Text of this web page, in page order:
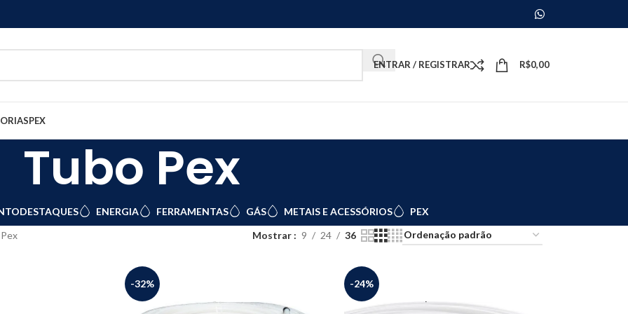
ENTRAR / REGISTRAR R$0,00
PEX
Tubo Pex
DESTAQUES ENERGIA FERRAMENTAS GÁS METAIS E ACESSÓRIOS PEX
Mostrar 9 24 36
-32% -24%